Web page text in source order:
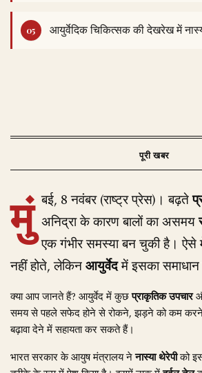
आयुर्वेदिक चिकित्सक की देखरेख में
मुं बई, 8 नवंबर (राष्ट्र प्रेस)। बढ़ते
अनिद्रा के कारण बालों का असमय
एक गंभीर समस्या बन चुकी है। ऐसे
नहीं होते, लेकिनआयुर्वेदमें इसका समाधान
क्या आप जानते हैं? आयुर्वेद में कुछप्राकृतिक उपचार
समय से पहले सफेद होने से रोकने, झड़ने को कम
बढ़ावा देने में सहायता कर सकते हैं।
भारत सरकार के आयुष मंत्रालय नेनास्या थेरेपीको